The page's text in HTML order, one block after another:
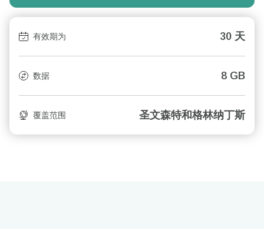
有效期为 30 天
数据 8 GB
覆盖范围 圣文森特和格林纳丁斯